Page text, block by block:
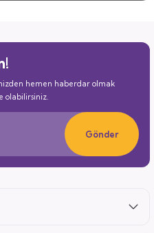
hemen haberdar olmak
olabilirsiniz.
Gönder